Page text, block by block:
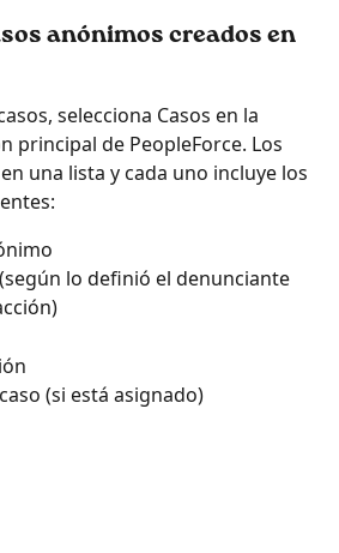
anónimos creados en
selecciona Casos en la
principal de PeopleForce. Los
una lista y cada uno incluye los
lo definió el denunciante
(si está asignado)